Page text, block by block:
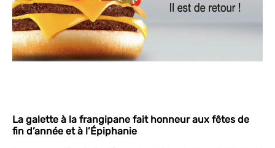
La galette à la frangipane fait honneur aux fêtes de
fin d’année et à l’Épiphanie